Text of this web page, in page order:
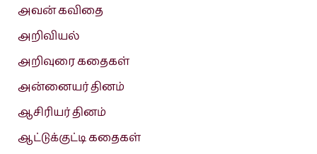
அவன் கவிதை
அறிவியல்
அறிவுரை கதைகள்
அன்னையர் தினம்
ஆசிரியர் தினம்
ஆட்டுக்குட்டி கதைகள்